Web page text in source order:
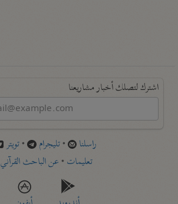
اشترك لتصلك أخبار مشاريعنا
راسلنا •تليجرام •تويتر
تعليمات •عن الباحث القرآني